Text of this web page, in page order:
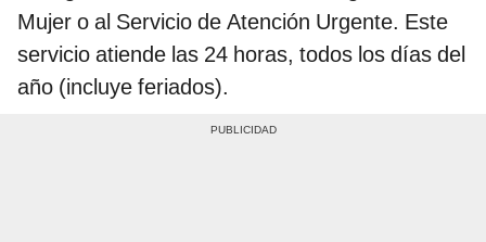
Mujer o al Servicio de Atención Urgente. Este
servicio atiende las 24 horas, todos los días del
año (incluye feriados).